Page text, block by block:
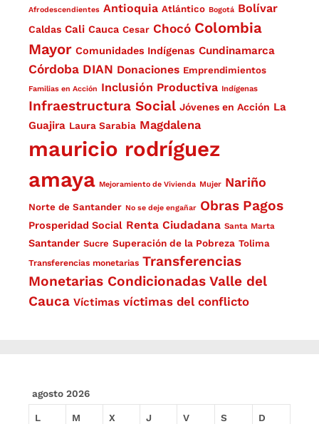
Afrodescendientes Antioquia Atlántico Bogotá Bolívar
Caldas Cali Cauca Cesar Chocó Colombia
Mayor Comunidades Indígenas Cundinamarca
Córdoba DIAN Donaciones Emprendimientos
Familias en Acción Inclusión Productiva Indígenas
Infraestructura Social Jóvenes en Acción La
Guajira Laura Sarabia Magdalena
mauricio rodríguez
amaya Mejoramiento de Vivienda Mujer Nariño
Norte de Santander No se deje engañar Obras Pagos
Prosperidad Social Renta Ciudadana Santa Marta
Santander Sucre Superación de la Pobreza Tolima
Transferencias monetarias Transferencias
Monetarias Condicionadas Valle del
Cauca Víctimas víctimas del conflicto
agosto 2026
L M X J V S D